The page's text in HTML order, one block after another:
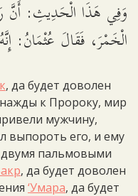
وَفِي هَذَا الْحَدِيثِ: أَنَّ
الْخَمْرَ، فَقَالَ عُثْمَانُ:
, да будет доволен
к Пророку, мир
мужчину,
выпороть его, и ему
двумя пальмовыми
, да будет доволен
‘Умара, да будет